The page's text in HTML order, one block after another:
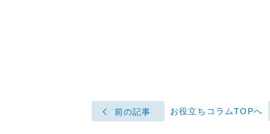
前の記事 お役立ちコラムTOPへ